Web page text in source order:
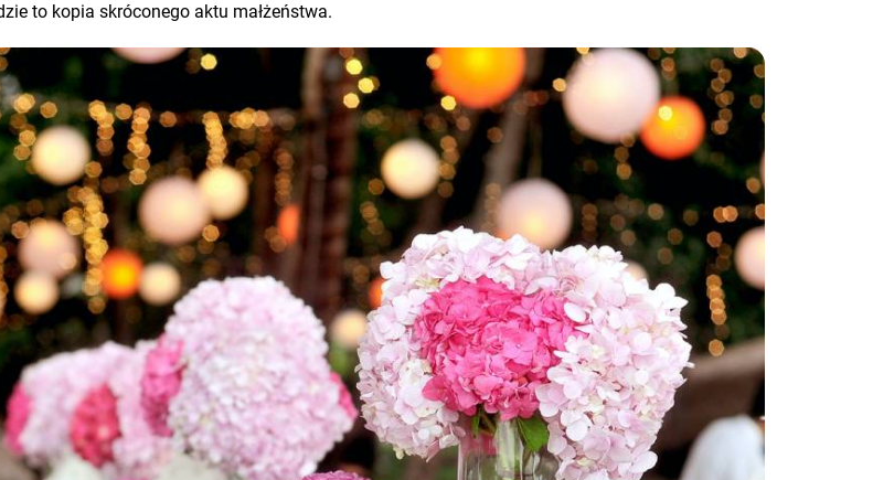
to kopia skróconego aktu małżeństwa.